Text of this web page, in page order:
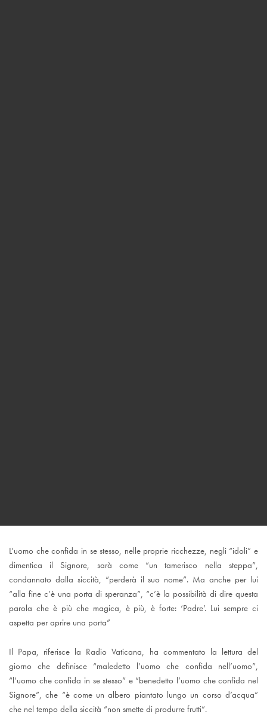
L’uomo che confida in se stesso, nelle proprie ricchezze, negli “idoli” e
dimentica il Signore, sarà come “un tamerisco nella steppa”,
condannato dalla siccità, “perderà il suo nome”. Ma anche per lui
“alla fine c’è una porta di speranza”, “c’è la possibilità di dire questa
parola che è più che magica, è più, è forte: ‘Padre’. Lui sempre ci
aspetta per aprire una porta”
Il Papa, riferisce la Radio Vaticana, ha commentato la lettura del
giorno che definisce “maledetto l’uomo che confida nell’uomo”,
“l’uomo che confida in se stesso” e “benedetto l’uomo che confida nel
Signore”, che “è come un albero piantato lungo un corso d’acqua”
che nel tempo della siccità “non smette di produrre frutti”.